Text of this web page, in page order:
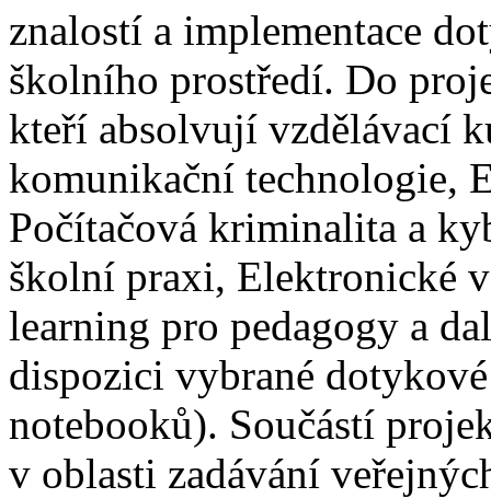
znalostí a implementace
školního prostředí. Do
kteří absolvují vzdělávací
komunikační technologie,
Počítačová kriminalita a
školní praxi, Elektronické
learning pro pedagogy a
dispozici vybrané
notebooků). Součástí
v oblasti zadávání